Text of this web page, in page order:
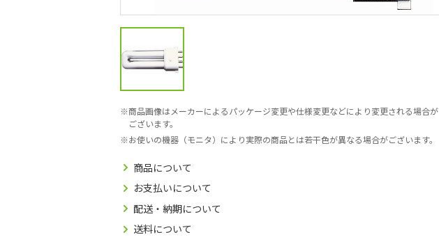
商品画像はメーカーによるパッケージ変更や仕様変更などにより変更される場合が
ございます。
お使いの機器（モニタ）により実際の商品とは若干色が異なる場合がございます。
商品について
お支払いについて
配送・納期について
送料について